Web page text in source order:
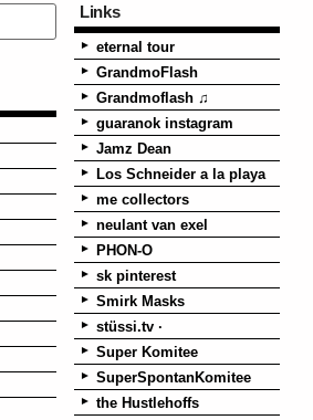
Links
eternal tour
GrandmoFlash
Grandmoflash ♫
guaranok instagram
Jamz Dean
Los Schneider a la playa
me collectors
neulant van exel
PHON-O
sk pinterest
Smirk Masks
stüssi.tv ·
Super Komitee
SuperSpontanKomitee
the Hustlehoffs